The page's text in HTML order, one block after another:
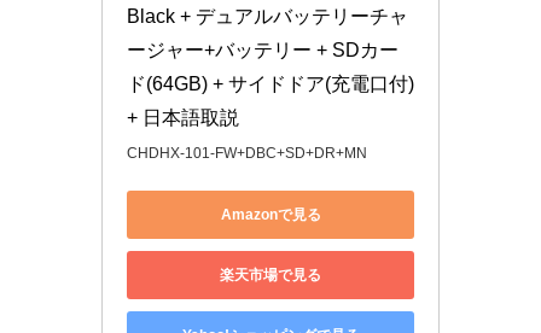
Black + デュアルバッテリーチャ
ージャー+バッテリー + SDカー
ド(64GB) + サイドドア(充電口付)
+ 日本語取説
CHDHX-101-FW+DBC+SD+DR+MN
Amazonで見る
楽天市場で見る